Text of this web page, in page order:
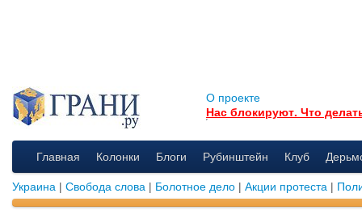
О проекте
Нас блокируют. Что
Главная Колонки Блоги Рубинштейн Клуб
Украина | Свобода слова | Болотное дело | Акции протеста |